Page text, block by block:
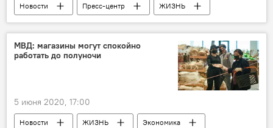
Новости Пресс-центр
ЖИЗНЬ
статья
герой
Материалы
тема
МВД: магазины могут спокойно
работать до полуночи
5 июня 2020, 17:00
Новости ЖИЗНЬ
Экономика